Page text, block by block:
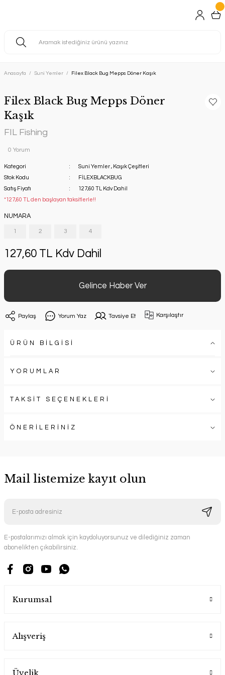
Anasayfa Suni Yemler Filex Black Bug Mepps Döner Kaşık
Filex Black Bug Mepps Döner
Kaşık
FIL Fishing
0 Yorum
Kategori Suni Yemler , Kaşık Çeşitleri
Stok Kodu
FİLEXBLACKBUG
Satış Fiyatı
127,60 TL Kdv Dahil
*127,60 TL den başlayan taksitlerle!!
NUMARA
1 2 3 4
127,60 TL Kdv Dahil
Gelince Haber Ver
Paylaş Yorum Yaz Tavsiye Et Karşılaştır
ÜRÜN BİLGİSİ
YORUMLAR
TAKSİT SEÇENEKLERİ
ÖNERİLERİNİZ
Mail listemize kayıt olun
E-postalarımızı almak için kaydoluyorsunuz ve dilediğiniz zaman
abonelikten çıkabilirsiniz.
Kurumsal
Alışveriş
Üyelik